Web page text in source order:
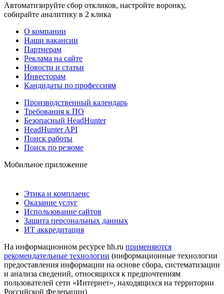
Автоматизируйте сбор откликов, настройте воронку,
собирайте аналитику в 2 клика
О компании
Наши вакансии
Партнерам
Реклама на сайте
Новости и статьи
Инвесторам
Кандидаты по профессиям
Производственный календарь
Требования к ПО
Безопасный HeadHunter
HeadHunter API
Поиск работы
Поиск по резюме
Мобильное приложение
Этика и комплаенс
Оказание услуг
Использование сайтов
Защита персональных данных
ИТ аккредитация
На информационном ресурсе hh.ru применяются
рекомендательные технологии (информационные технологии
предоставления информации на основе сбора, систематизации
и анализа сведений, относящихся к предпочтениям
пользователей сети «Интернет», находящихся на территории
Российской Федерации)